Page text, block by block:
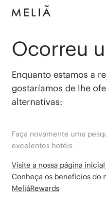
Ocorreu
Enquanto estamos a
gostaríamos de lhe
alternativas:
Faça novamente uma
excelentes hotéis
Visite a nossa página
Conheça os benefícios do
MeliáRewards